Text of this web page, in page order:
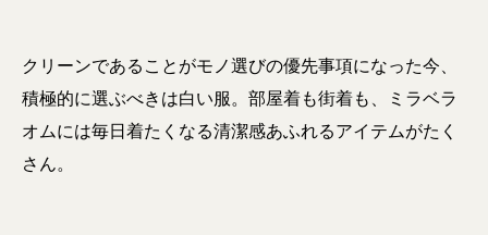
クリーンであることがモノ選びの優先事項になった今、
積極的に選ぶべきは白い服。部屋着も街着も、ミラベラ
オムには毎日着たくなる清潔感あふれるアイテムがたく
さん。